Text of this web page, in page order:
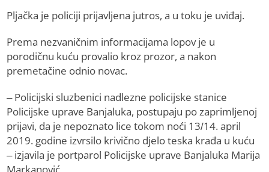
Pljačka je policiji prijavljena jutros, a u toku je uviđaj.
Prema nezvaničnim informacijama lopov je u
porodičnu kuću provalio kroz prozor, a nakon
premetačine odnio novac.
– Policijski sluzbenici nadlezne policijske stanice
Policijske uprave Banjaluka, postupaju po zaprimljenoj
prijavi, da je nepoznato lice tokom noći 13/14. april
2019. godine izvrsilo krivično djelo teska krađa u kuću
– izjavila je portparol Policijske uprave Banjaluka Marija